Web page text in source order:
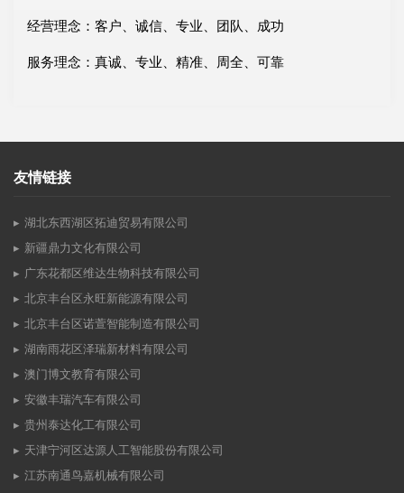
经营理念：客户、诚信、专业、团队、成功
服务理念：真诚、专业、精准、周全、可靠
友情链接
湖北东西湖区拓迪贸易有限公司
新疆鼎力文化有限公司
广东花都区维达生物科技有限公司
北京丰台区永旺新能源有限公司
北京丰台区诺萱智能制造有限公司
湖南雨花区泽瑞新材料有限公司
澳门博文教育有限公司
安徽丰瑞汽车有限公司
贵州泰达化工有限公司
天津宁河区达源人工智能股份有限公司
江苏南通鸟嘉机械有限公司